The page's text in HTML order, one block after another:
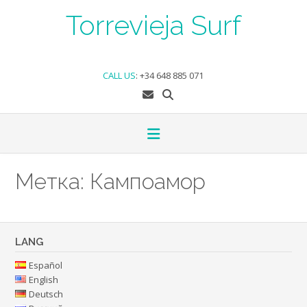
Torrevieja Surf
CALL US: +34 648 885 071
Метка: Кампоамор
LANG
Español
English
Deutsch